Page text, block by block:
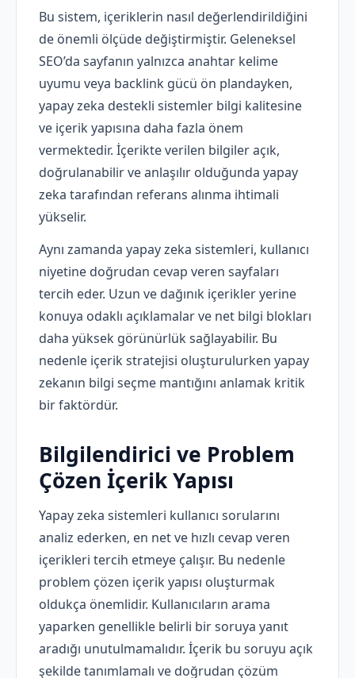
Bu sistem, içeriklerin nasıl değerlendirildiğini
de önemli ölçüde değiştirmiştir. Geleneksel
SEO’da sayfanın yalnızca anahtar kelime
uyumu veya backlink gücü ön plandayken,
yapay zeka destekli sistemler bilgi kalitesine
ve içerik yapısına daha fazla önem
vermektedir. İçerikte verilen bilgiler açık,
doğrulanabilir ve anlaşılır olduğunda yapay
zeka tarafından referans alınma ihtimali
yükselir.
Aynı zamanda yapay zeka sistemleri, kullanıcı
niyetine doğrudan cevap veren sayfaları
tercih eder. Uzun ve dağınık içerikler yerine
konuya odaklı açıklamalar ve net bilgi blokları
daha yüksek görünürlük sağlayabilir. Bu
nedenle içerik stratejisi oluşturulurken yapay
zekanın bilgi seçme mantığını anlamak kritik
bir faktördür.
Bilgilendirici ve Problem
Çözen İçerik Yapısı
Yapay zeka sistemleri kullanıcı sorularını
analiz ederken, en net ve hızlı cevap veren
içerikleri tercih etmeye çalışır. Bu nedenle
problem çözen içerik yapısı oluşturmak
oldukça önemlidir. Kullanıcıların arama
yaparken genellikle belirli bir soruya yanıt
aradığı unutulmamalıdır. İçerik bu soruyu açık
şekilde tanımlamalı ve doğrudan çözüm